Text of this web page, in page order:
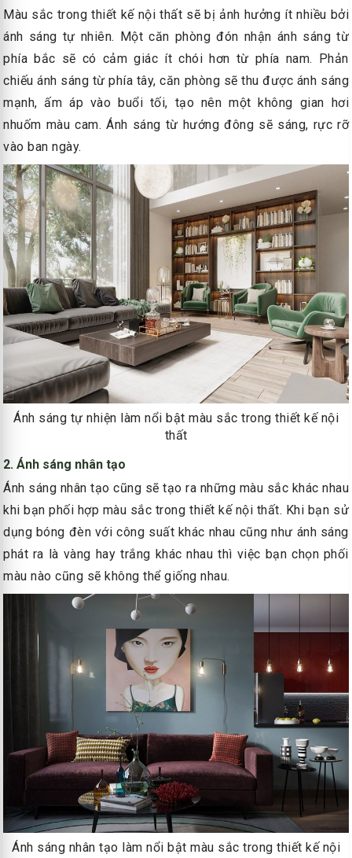
Màu sắc trong thiết kế nội thất sẽ bị ảnh hưởng ít nhiều bởi
ánh sáng tự nhiên. Một căn phòng đón nhận ánh sáng từ
phía bắc sẽ có cảm giác ít chói hơn từ phía nam. Phản
chiếu ánh sáng từ phía tây, căn phòng sẽ thu được ánh sáng
mạnh, ấm áp vào buổi tối, tạo nên một không gian hơi
nhuốm màu cam. Ánh sáng từ hướng đông sẽ sáng, rực rỡ
vào ban ngày.
Ánh sáng tự nhiện làm nổi bật màu sắc trong thiết kế nội
thất
2. Ánh sáng nhân tạo
Ánh sáng nhân tạo cũng sẽ tạo ra những màu sắc khác nhau
khi bạn phối hợp màu sắc trong thiết kế nội thất. Khi bạn sử
dụng bóng đèn với công suất khác nhau cũng như ánh sáng
phát ra là vàng hay trắng khác nhau thì việc bạn chọn phối
màu nào cũng sẽ không thể giống nhau.
Ánh sáng nhân tạo làm nổi bật màu sắc trong thiết kế nội